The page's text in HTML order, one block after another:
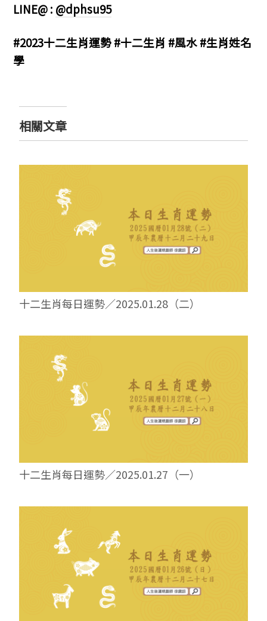
LINE@ : @dphsu95
#2023十二生肖運勢 #十二生肖 #風水 #生肖姓名
學
相關文章
十二生肖每日運勢／2025.01.28（二）
十二生肖每日運勢／2025.01.27（一）